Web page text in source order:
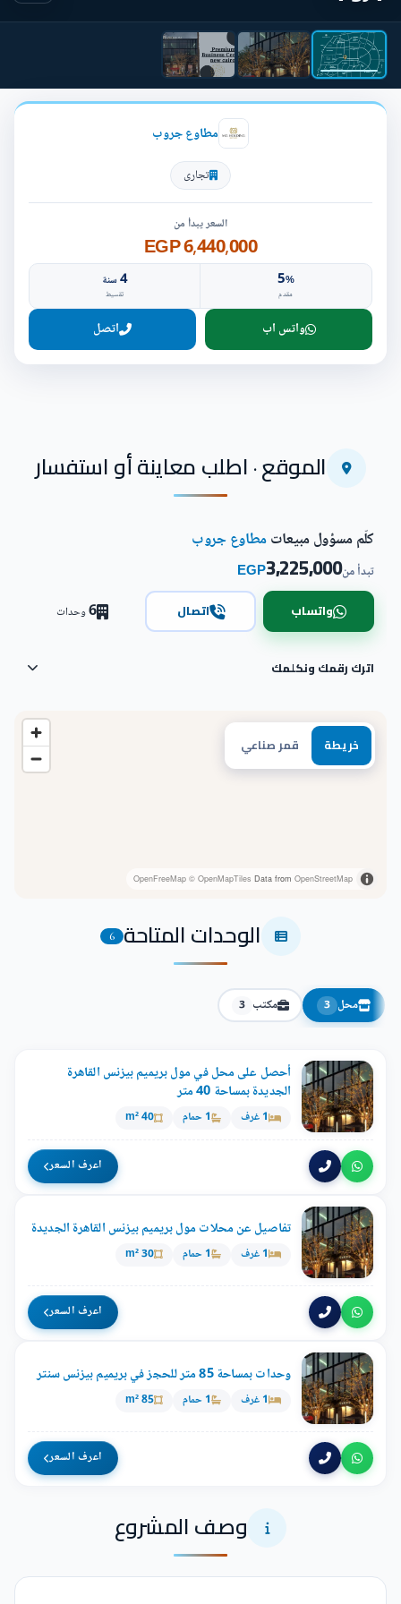
مطاوع جروب
تجارى
السعر يبدأ من
6,440,000 EGP
5%
مقدم
4سنة
تقسيط
واتس اب اتصل
الموقع · اطلب معاينة أو استفسار
خريطة قمر صناعي
OpenFreeMap © OpenMapTiles Data from OpenStreetMap
كلّم مسؤول مبيعاتمطاوع جروب
تبدأ من3,225,000
EGP
واتساب اتصال 6وحدات
اترك رقمك ونكلمك
الوحدات المتاحة 6
محل 3 مكتب 3
أحصل على محل في مول بريميم بيزنس القاهرة
الجديدة بمساحة 40 متر
1 غرف 1 حمام 40 m²
اعرف السعر
تفاصيل عن محلات مول بريميم بيزنس القاهرة الجديدة
1 غرف 1 حمام 30 m²
اعرف السعر
وحدات بمساحة 85 متر للحجز في بريميم بيزنس سنتر
1 غرف 1 حمام 85 m²
اعرف السعر
وصف المشروع